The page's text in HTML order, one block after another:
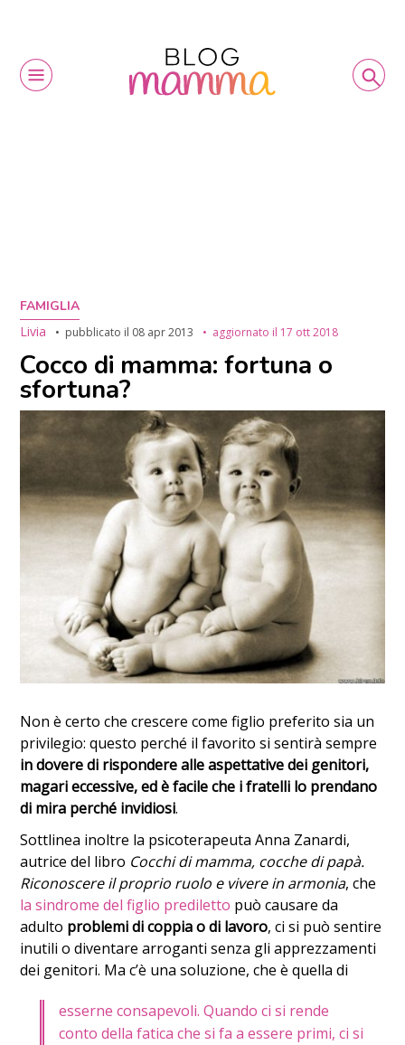
FAMIGLIA
Livia
pubblicato il 08 apr 2013 aggiornato il 17 ott 2018
Cocco di mamma: fortuna o
sfortuna?
Non è certo che crescere come figlio preferito sia un
privilegio: questo perché il favorito si sentirà sempre
in dovere di rispondere alle aspettative dei genitori,
magari eccessive, ed è facile che i fratelli lo prendano
di mira perché invidiosi.
Sottlinea inoltre la psicoterapeuta Anna Zanardi,
autrice del libro Cocchi di mamma, cocche di papà.
Riconoscere il proprio ruolo e vivere in armonia, che
la sindrome del figlio prediletto può causare da
adulto problemi di coppia o di lavoro, ci si può sentire
inutili o diventare arroganti senza gli apprezzamenti
dei genitori. Ma c’è una soluzione, che è quella di
esserne consapevoli. Quando ci si rende
conto della fatica che si fa a essere primi, ci si